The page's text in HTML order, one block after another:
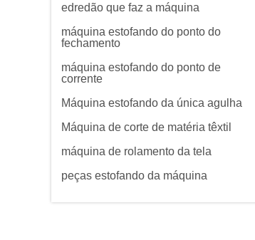
edredão que faz a máquina
máquina estofando do ponto do
fechamento
máquina estofando do ponto de
corrente
Máquina estofando da única agulha
Máquina de corte de matéria têxtil
máquina de rolamento da tela
peças estofando da máquina